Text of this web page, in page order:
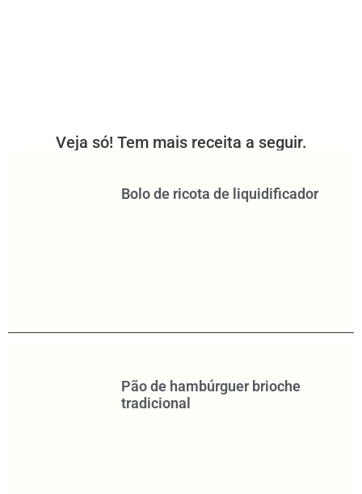
Veja só! Tem mais receita a seguir.
Bolo de ricota de liquidificador
Pão de hambúrguer brioche
tradicional